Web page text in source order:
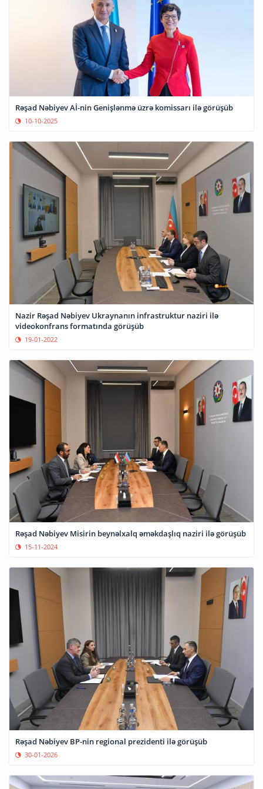
Rəşad Nəbiyev Aİ-nin Genişlənmə üzrə komissarı ilə görüşüb
10-10-2025
Nazir Rəşad Nəbiyev Ukraynanın infrastruktur naziri ilə
videokonfrans formatında görüşüb
19-01-2022
Rəşad Nəbiyev Misirin beynəlxalq əməkdaşlıq naziri ilə görüşüb
15-11-2024
Rəşad Nəbiyev BP-nin regional prezidenti ilə görüşüb
30-01-2026